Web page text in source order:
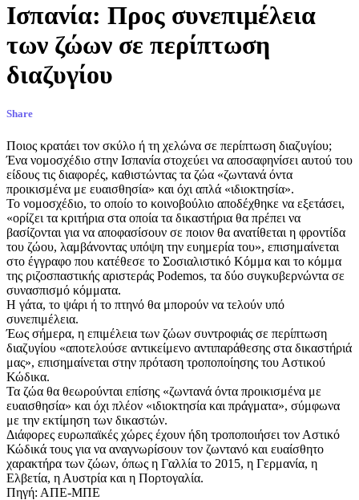
Ισπανία: Προς συνεπιμέλεια
των ζώων σε περίπτωση
διαζυγίου
Share
Ποιος κρατάει τον σκύλο ή τη χελώνα σε περίπτωση διαζυγίου;
Ένα νομοσχέδιο στην Ισπανία στοχεύει να αποσαφηνίσει αυτού του
είδους τις διαφορές, καθιστώντας τα ζώα «ζωντανά όντα
προικισμένα με ευαισθησία» και όχι απλά «ιδιοκτησία».
Το νομοσχέδιο, το οποίο το κοινοβούλιο αποδέχθηκε να εξετάσει,
«ορίζει τα κριτήρια στα οποία τα δικαστήρια θα πρέπει να
βασίζονται για να αποφασίσουν σε ποιον θα ανατίθεται η φροντίδα
του ζώου, λαμβάνοντας υπόψη την ευημερία του», επισημαίνεται
στο έγγραφο που κατέθεσε το Σοσιαλιστικό Κόμμα και το κόμμα
της ριζοσπαστικής αριστεράς Podemos, τα δύο συγκυβερνώντα σε
συνασπισμό κόμματα.
Η γάτα, το ψάρι ή το πτηνό θα μπορούν να τελούν υπό
συνεπιμέλεια.
Έως σήμερα, η επιμέλεια των ζώων συντροφιάς σε περίπτωση
διαζυγίου «αποτελούσε αντικείμενο αντιπαράθεσης στα δικαστήριά
μας», επισημαίνεται στην πρόταση τροποποίησης του Αστικού
Κώδικα.
Τα ζώα θα θεωρούνται επίσης «ζωντανά όντα προικισμένα με
ευαισθησία» και όχι πλέον «ιδιοκτησία και πράγματα», σύμφωνα
με την εκτίμηση των δικαστών.
Διάφορες ευρωπαϊκές χώρες έχουν ήδη τροποποιήσει τον Αστικό
Κώδικά τους για να αναγνωρίσουν τον ζωντανό και ευαίσθητο
χαρακτήρα των ζώων, όπως η Γαλλία το 2015, η Γερμανία, η
Ελβετία, η Αυστρία και η Πορτογαλία.
Πηγή: ΑΠΕ-ΜΠΕ